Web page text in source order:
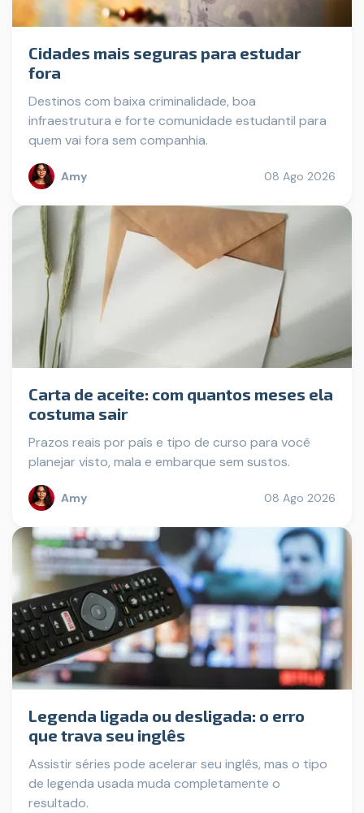
Cidades mais seguras para estudar
fora
Destinos com baixa criminalidade, boa
infraestrutura e forte comunidade estudantil para
quem vai fora sem companhia.
Amy 08 Ago 2026
Carta de aceite: com quantos meses ela
costuma sair
Prazos reais por país e tipo de curso para você
planejar visto, mala e embarque sem sustos.
Amy 08 Ago 2026
Legenda ligada ou desligada: o erro
que trava seu inglês
Assistir séries pode acelerar seu inglês, mas o tipo
de legenda usada muda completamente o
resultado.